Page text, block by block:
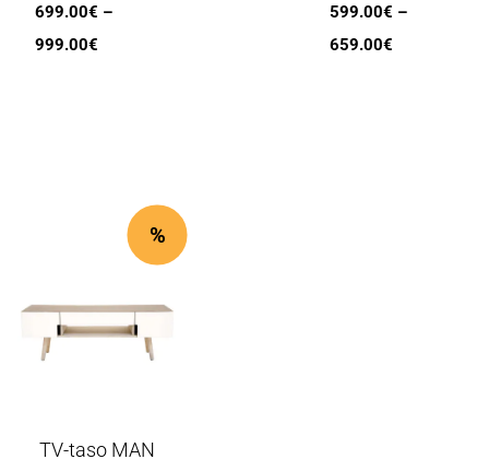
699.00€ –
999.00€
599.00€ –
659.00€
%
TV-taso MAN